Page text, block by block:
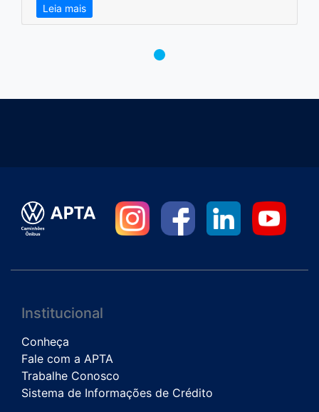
Leia mais
Institucional
Conheça
Fale com a APTA
Trabalhe Conosco
Sistema de Informações de Crédito